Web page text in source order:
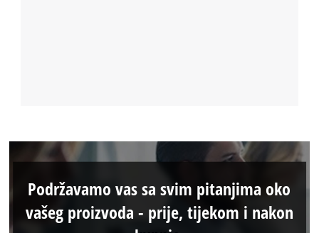
Podržavamo vas sa svim pitanjima oko
vašeg proizvoda - prije, tijekom i nakon